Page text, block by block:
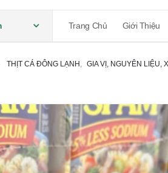
Trang Chủ Giới Thiệu
THỊT CÁ ĐÔNG LẠNH GIA VỊ, NGUYÊN LIỆU,